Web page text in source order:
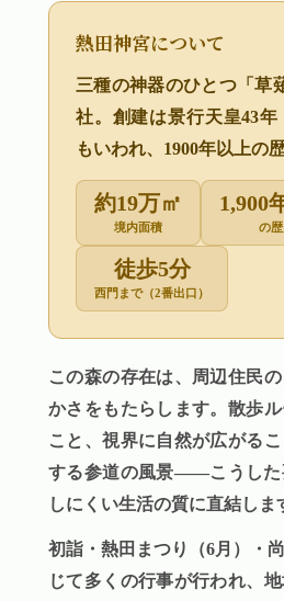
熱田神宮について
三種の神器のひとつ「草
社。創建は景行天皇43年
もいわれ、1900年以上の
約19万㎡
境内面積
1,900
の歴
徒歩5分
西門まで（2番出口）
この森の存在は、周辺住民
かさをもたらします。散歩
こと、視界に自然が広がる
する参道の風景——こうした
しにくい生活の質に直結しま
初詣・熱田まつり（6月）・
じて多くの行事が行われ、